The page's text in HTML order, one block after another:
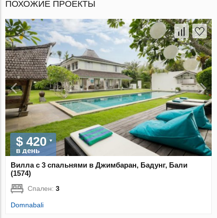
ПОХОЖИЕ ПРОЕКТЫ
$ 420
в день
Вилла с 3 спальнями в Джимбаран, Бадунг, Бали
(1574)
Спален:3
Domnabali